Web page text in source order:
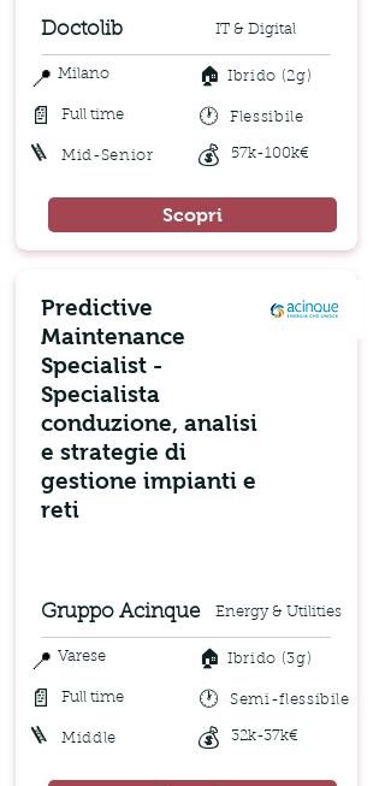
Doctolib IT & Digital
📍 Milano 🏠
📄
Ibrido (2g)
Full time 🕐 Flessibile
🪜 💰
Mid-Senior 57k-100k€
Scopri
Predictive
Maintenance
Specialist -
Specialista
conduzione, analisi
e strategie di
gestione impianti e
reti
Gruppo Acinque Energy & Utilities
📍 Varese 🏠
📄
Ibrido (3g)
Full time 🕐 Semi-flessibile
🪜 💰
Middle 32k-37k€